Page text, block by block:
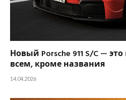
Новый Porsche 911 S/C —
всем, кроме названия
14.04.2026